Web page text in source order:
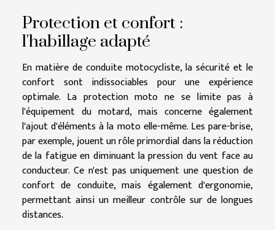
Protection et confort :
l'habillage adapté
En matière de conduite motocycliste, la sécurité et le
confort sont indissociables pour une expérience
optimale. La protection moto ne se limite pas à
l'équipement du motard, mais concerne également
l'ajout d'éléments à la moto elle-même. Les pare-brise,
par exemple, jouent un rôle primordial dans la réduction
de la fatigue en diminuant la pression du vent face au
conducteur. Ce n'est pas uniquement une question de
confort de conduite, mais également d'ergonomie,
permettant ainsi un meilleur contrôle sur de longues
distances.